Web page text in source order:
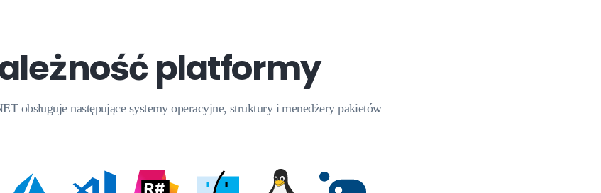
platformy
obsługuje następujące systemy operacyjne, struktury i menedżery pakietów